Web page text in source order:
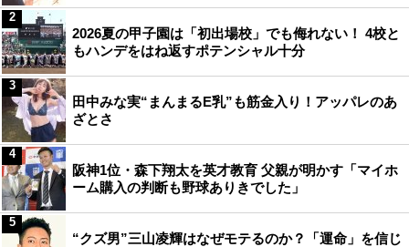
2026夏の甲子園は「初出場校」でも侮れない！ 4校と
もハンデをはね返すポテンシャル十分
2
田中みな実“まんまるE乳”も筋金入り！アッパレのあ
ざとさ
3
阪神1位・森下翔太を英才教育 父親が明かす「マイホ
ーム購入の判断も野球ありきでした」
4
“クズ男”三山凌輝はなぜモテるのか？「運命」を信じ
5